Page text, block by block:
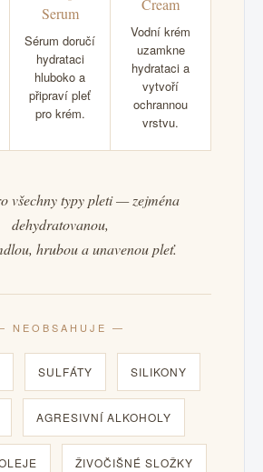
Serum
Sérum doručí
hydrataci
hluboko a
připraví pleť
pro krém.
Cream
Vodní krém
uzamkne
hydrataci a
vytvoří
ochrannou
vrstvu.
všechny typy pleti — zejména
dehydratovanou,
hrubou a unavenou pleť.
NEOBSAHUJE —
SULFÁTY SILIKONY
AGRESIVNÍ ALKOHOLY
ŽIVOČIŠNÉ SLOŽKY